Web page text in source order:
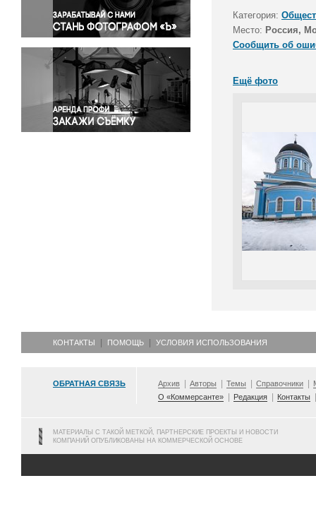
Происшествия и конфликты
Религия
Светская жизнь
Спорт
Экология
Экономика и бизнес
Категория:
Место: Россия,
Сообщить об
Ещё фото
КОНТАКТЫ ПОМОЩЬ УСЛОВИЯ ИСПОЛЬЗОВАНИЯ
ОБРАТНАЯ СВЯЗЬ Архив Авторы Темы Справочники
О «Коммерсанте»
Редакция Контакты
МАТЕРИАЛЫ С ТАКОЙ МЕТКОЙ, ПАРТНЕРСКИЕ ПРОЕКТЫ И НОВОСТИ
КОМПАНИЙ ОПУБЛИКОВАНЫ НА КОММЕРЧЕСКОЙ ОСНОВЕ